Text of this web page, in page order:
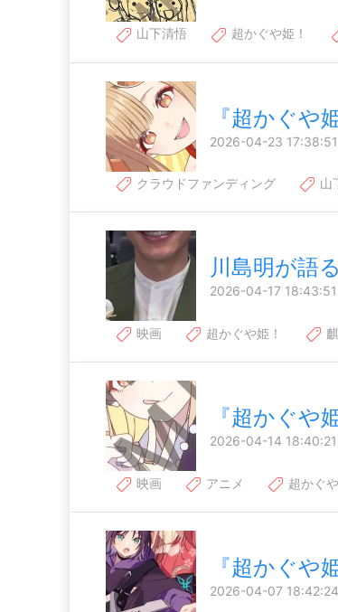
山下清悟 超かぐや姫！
『超かぐや
2026-04-23 17:38:51
クラウドファンディング 山
川島明が語
2026-04-17 18:43:51
映画 超かぐや姫！
『超かぐや
2026-04-14 18:40:21
映画 アニメ 超かぐ
『超かぐや
2026-04-07 18:42:24